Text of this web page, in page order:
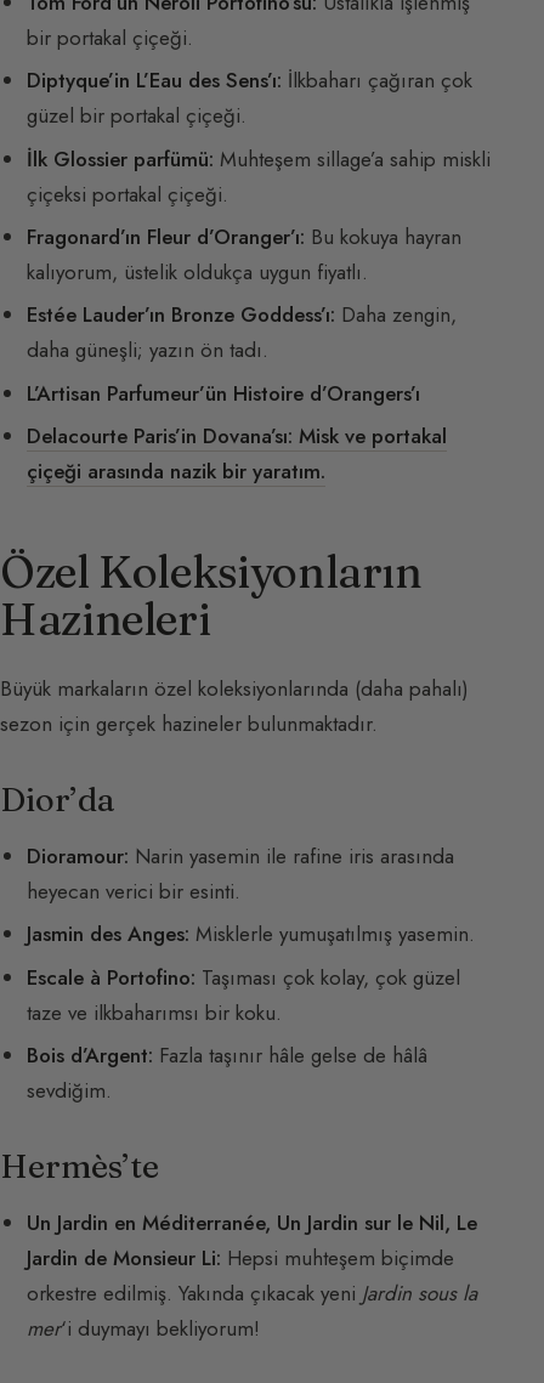
bir portakal çiçeği.
Diptyque’in L’Eau des Sens’ı: İlkbaharı çağıran çok
güzel bir portakal çiçeği.
İlk Glossier parfümü: Muhteşem sillage’a sahip miskli
çiçeksi portakal çiçeği.
Fragonard’ın Fleur d’Oranger’ı: Bu kokuya hayran
kalıyorum, üstelik oldukça uygun fiyatlı.
Estée Lauder’ın Bronze Goddess’ı: Daha zengin,
daha güneşli; yazın ön tadı.
L’Artisan Parfumeur’ün Histoire d’Orangers’ı
Delacourte Paris’in Dovana’sı: Misk ve portakal
çiçeği arasında nazik bir yaratım.
Özel Koleksiyonların
Hazineleri
Büyük markaların özel koleksiyonlarında (daha pahalı)
sezon için gerçek hazineler bulunmaktadır.
Dior’da
Dioramour: Narin yasemin ile rafine iris arasında
heyecan verici bir esinti.
Jasmin des Anges: Misklerle yumuşatılmış yasemin.
Escale à Portofino: Taşıması çok kolay, çok güzel
taze ve ilkbaharımsı bir koku.
Bois d’Argent: Fazla taşınır hâle gelse de hâlâ
sevdiğim.
Hermès’te
Un Jardin en Méditerranée, Un Jardin sur le Nil, Le
Jardin de Monsieur Li: Hepsi muhteşem biçimde
orkestre edilmiş. Yakında çıkacak yeni Jardin sous la
mer‘i duymayı bekliyorum!